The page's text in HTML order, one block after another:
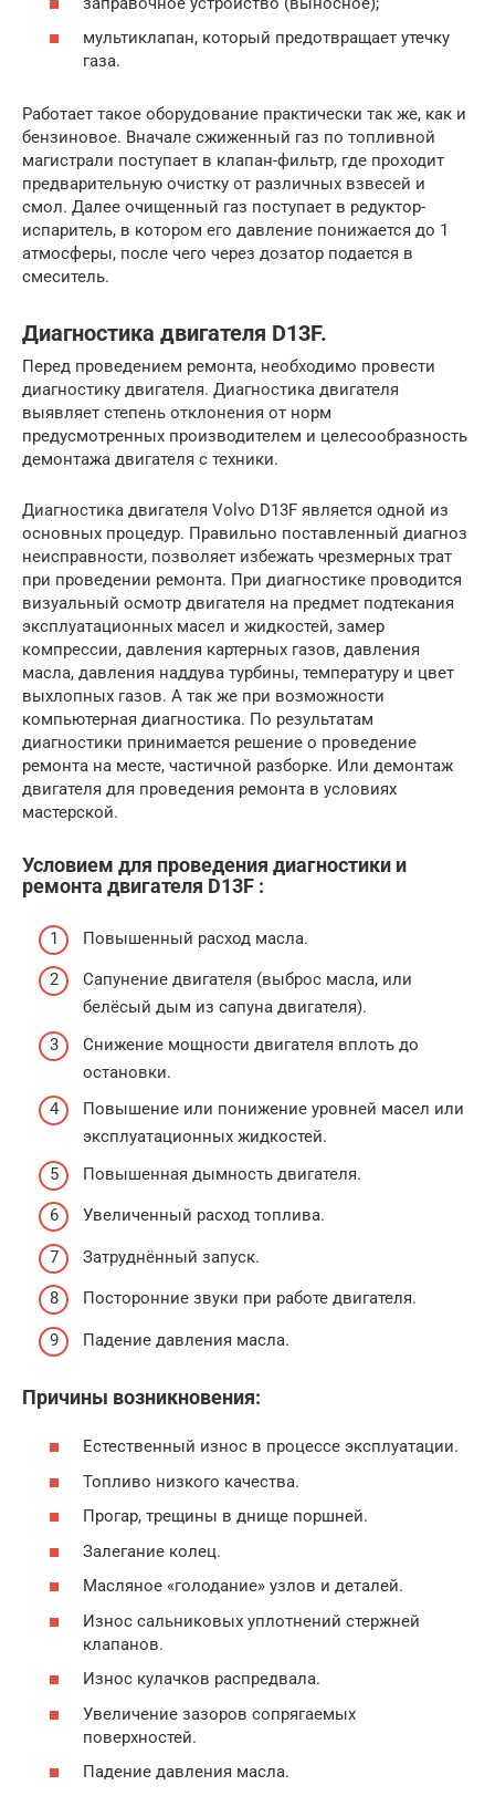
мультиклапан, который предотвращает утечку
газа.
Работает такое оборудование практически так же, как и
бензиновое. Вначале сжиженный газ по топливной
магистрали поступает в клапан-фильтр, где проходит
предварительную очистку от различных взвесей и
смол. Далее очищенный газ поступает в редуктор-
испаритель, в котором его давление понижается до 1
атмосферы, после чего через дозатор подается в
смеситель.
Диагностика двигателя D13F.
Перед проведением ремонта, необходимо провести
диагностику двигателя. Диагностика двигателя
выявляет степень отклонения от норм
предусмотренных производителем и целесообразность
демонтажа двигателя с техники.
Диагностика двигателя Volvo D13F является одной из
основных процедур. Правильно поставленный диагноз
неисправности, позволяет избежать чрезмерных трат
при проведении ремонта. При диагностике проводится
визуальный осмотр двигателя на предмет подтекания
эксплуатационных масел и жидкостей, замер
компрессии, давления картерных газов, давления
масла, давления наддува турбины, температуру и цвет
выхлопных газов. А так же при возможности
компьютерная диагностика. По результатам
диагностики принимается решение о проведение
ремонта на месте, частичной разборке. Или демонтаж
двигателя для проведения ремонта в условиях
мастерской.
Условием для проведения диагностики и
ремонта двигателя D13F :
Повышенный расход масла.
Сапунение двигателя (выброс масла, или
белёсый дым из сапуна двигателя).
Снижение мощности двигателя вплоть до
остановки.
Повышение или понижение уровней масел или
эксплуатационных жидкостей.
Повышенная дымность двигателя.
Увеличенный расход топлива.
Затруднённый запуск.
Посторонние звуки при работе двигателя.
Падение давления масла.
Причины возникновения:
Естественный износ в процессе эксплуатации.
Топливо низкого качества.
Прогар, трещины в днище поршней.
Залегание колец.
Масляное «голодание» узлов и деталей.
Износ сальниковых уплотнений стержней
клапанов.
Износ кулачков распредвала.
Увеличение зазоров сопрягаемых
поверхностей.
Падение давления масла.